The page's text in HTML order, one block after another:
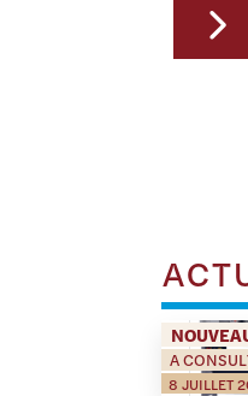
A
8 JUILLET